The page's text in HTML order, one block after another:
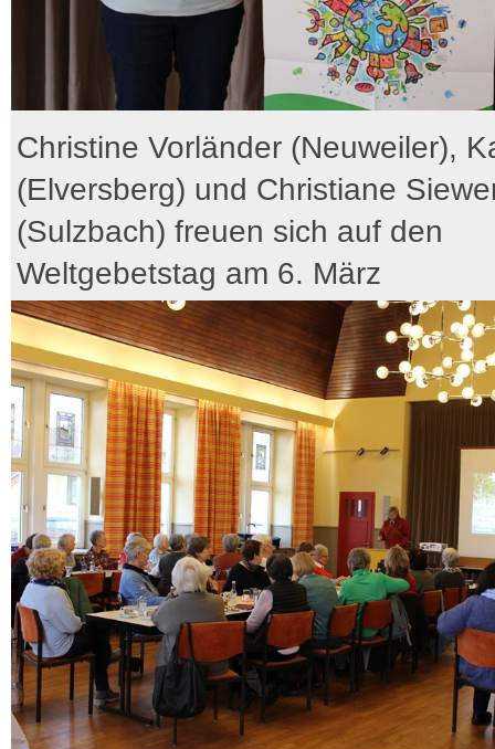
Christine Vorländer (Neuweiler),
(Elversberg) und Christiane
(Sulzbach) freuen sich auf den
Weltgebetstag am 6. März